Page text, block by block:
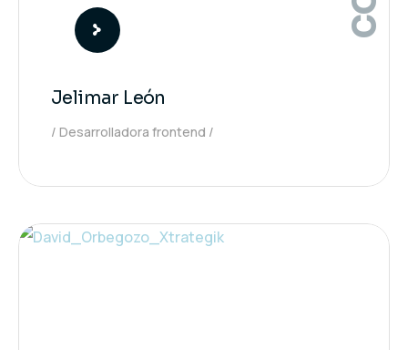
Jelimar León
Desarrolladora frontend